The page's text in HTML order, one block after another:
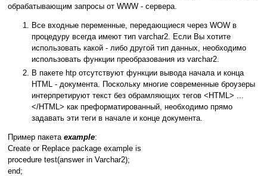
обрабатывающим запросы от WWW - сервера.
Все входные переменные, передающиеся через WOW в
процедуру всегда имеют тип varchar2. Если Вы хотите
использовать какой - либо другой тип данных, необходимо
использовать функции преобразования из varchar2.
В пакете htp отсутствуют функции вывода начала и конца
HTML - документа. Поскольку многие современные броузеры
интерпретируют текст без обрамляющих тегов <HTML> ...
</HTML> как преформатированный, необходимо прямо
задавать эти теги в начале и конце документа.
Пример пакета example:
Create or Replace package example is
procedure test(answer in Varchar2);
end;